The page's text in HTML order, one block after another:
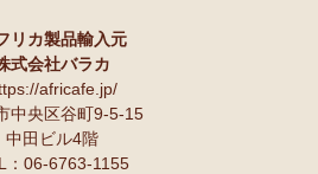
リカ製品輸入元
式会社バラカ
africafe.jp/
中央区谷町9-5-15
中田ビル4階
：06-6763-1155